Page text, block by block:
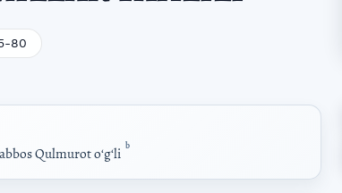
80
Qulmurot oʻgʻli b